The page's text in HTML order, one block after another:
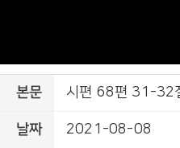
본문 시편 68편 31-32
날짜 2021-08-08